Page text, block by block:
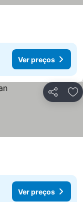
Ver preços
Partilhar
Ver preços